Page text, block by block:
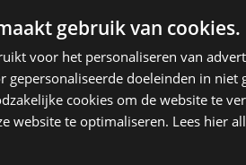
gebruik van cookies.
voor het personaliseren van
doeleinden in niet
cookies om de website te
website te optimaliseren. Lees hier